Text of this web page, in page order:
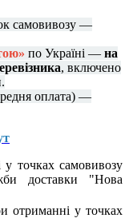
самовивозу —
по Україні — на
, включено
оплата) —
точках самовивозу
доставки "Нова
отриманні у точках